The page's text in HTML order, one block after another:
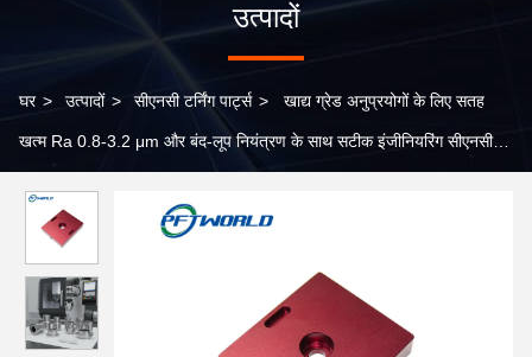
उत्पादों
घर > उत्पादों > सीएनसी टर्निंग पार्ट्स > खाद्य ग्रेड अनुप्रयोगों के लिए सतह
खत्म Ra 0.8-3.2 μm और बंद-लूप नियंत्रण के साथ सटीक इंजीनियरिंग सीएनसी